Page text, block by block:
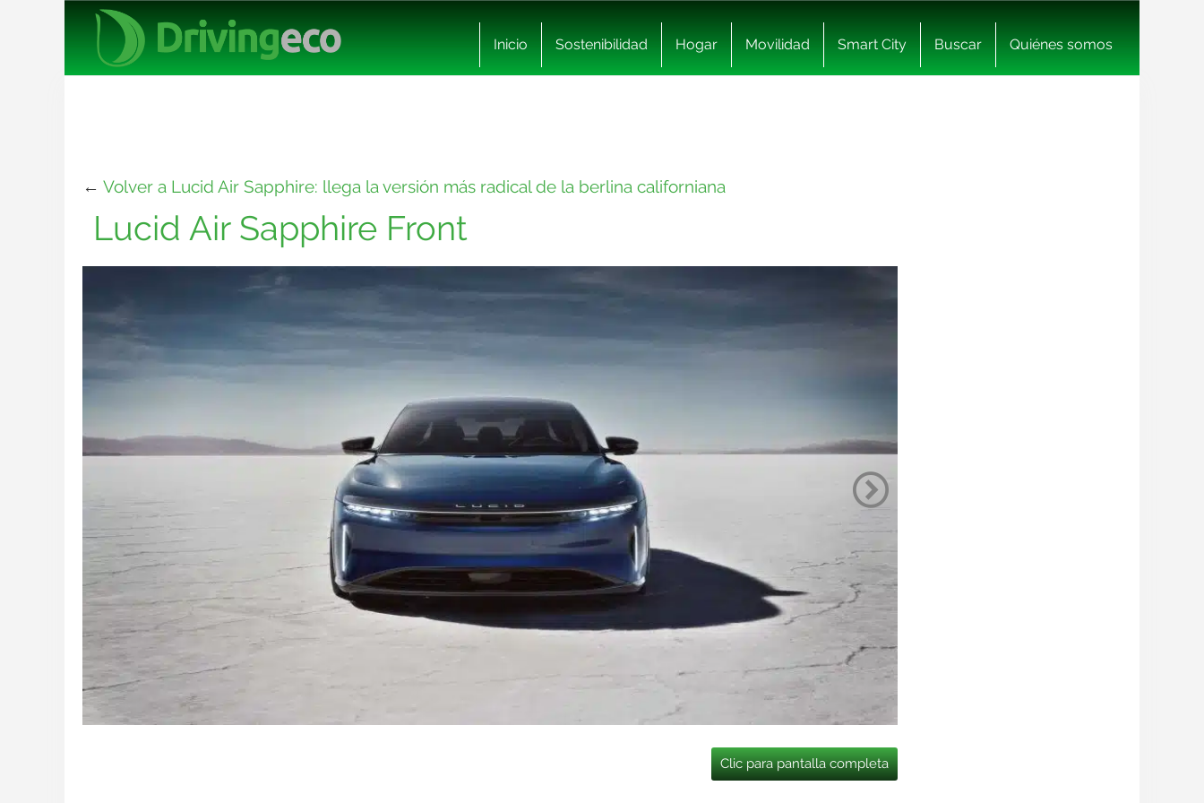
Inicio Sostenibilidad Hogar Movilidad Smart City Buscar Quiénes somos
← Volver a Lucid Air Sapphire: llega la versión más radical de la berlina californiana
Lucid Air Sapphire Front
Clic para pantalla completa